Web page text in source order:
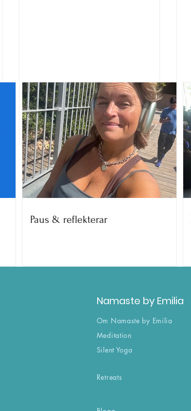
Paus & reflekterar
Namaste by Emilia
Om Namaste by Emilia
Meditation
Silent Yoga
Retreats